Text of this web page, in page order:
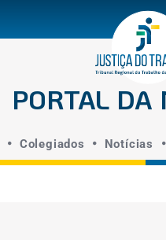
PORTAL DA
Colegiados Notícias